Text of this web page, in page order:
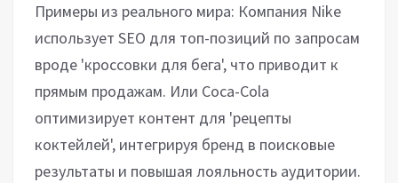
Примеры из реального мира: Компания Nike
использует SEO для топ-позиций по запросам
вроде 'кроссовки для бега', что приводит к
прямым продажам. Или Coca-Cola
оптимизирует контент для 'рецепты
коктейлей', интегрируя бренд в поисковые
результаты и повышая лояльность аудитории.